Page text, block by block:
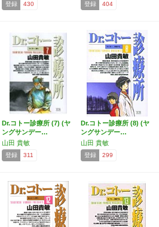
登録 430 登録 404
Dr.コトー診療所 (7) (ヤ
ングサンデー…
山田 貴敏
登録 311
Dr.コトー診療所 (8) (ヤ
ングサンデー…
山田 貴敏
登録 299